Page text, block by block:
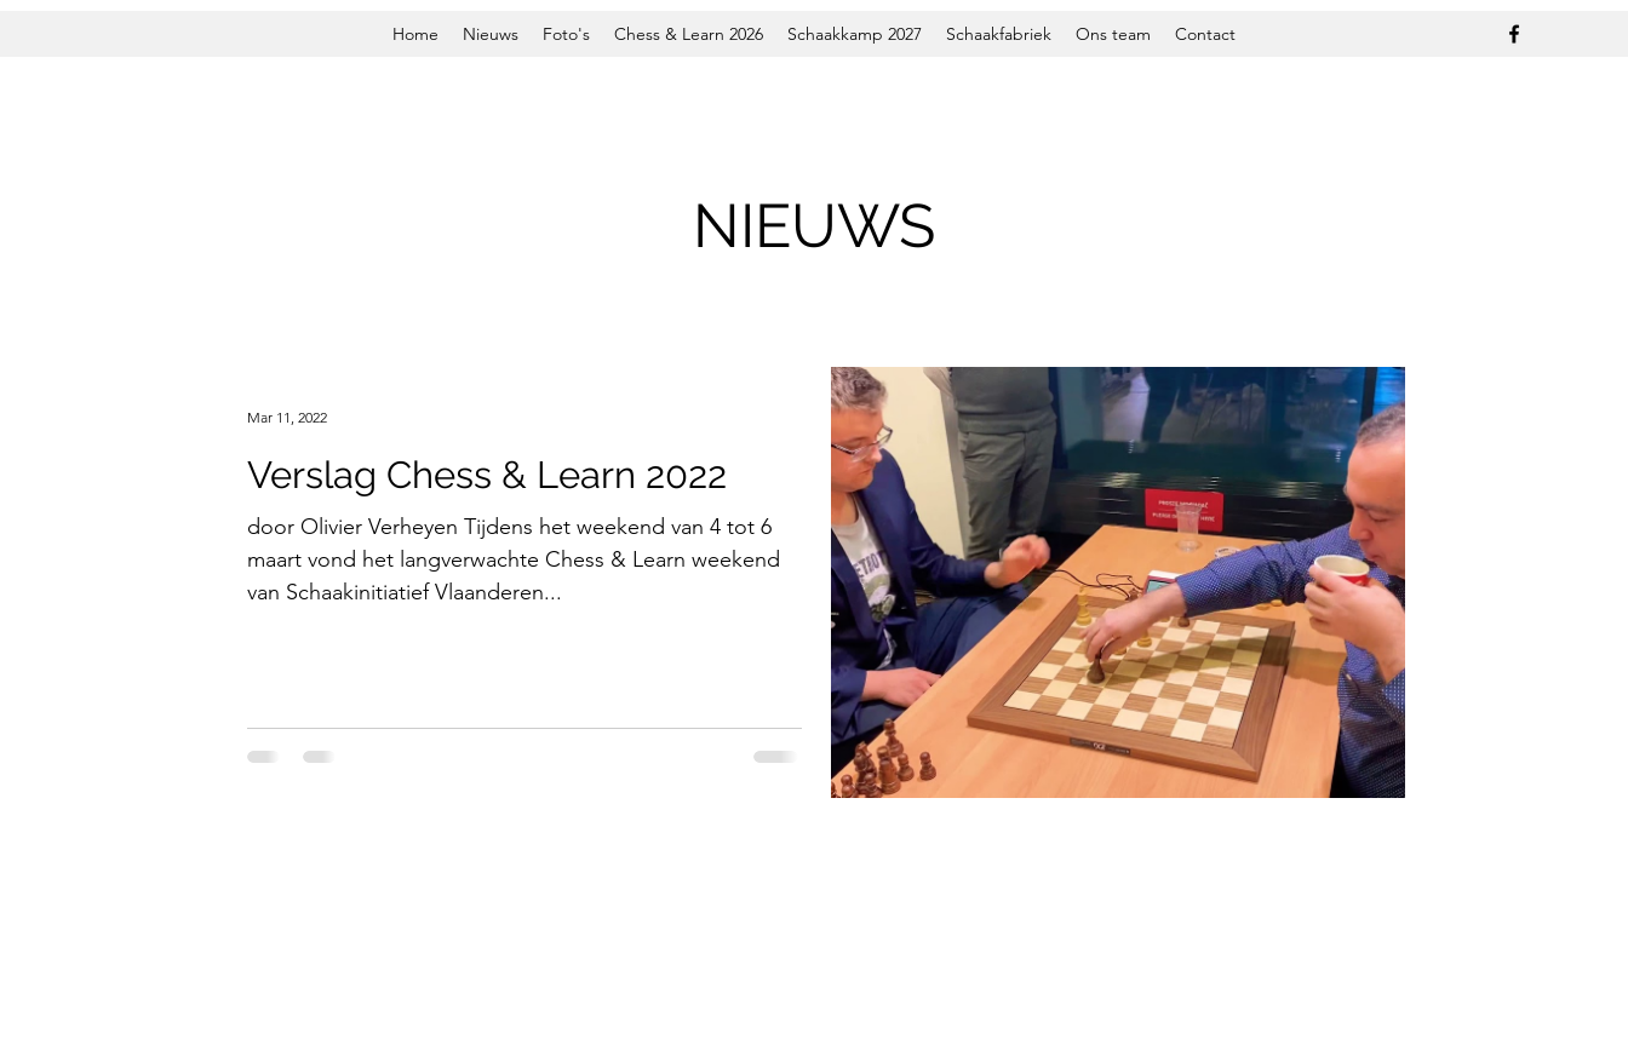
Home Nieuws Foto's Chess & Learn 2026 Schaakkamp 2027 Schaakfabriek Ons team Contact
NIEUWS
Verslag Chess & Learn 2022
door Olivier Verheyen Tijdens het weekend van 4 tot 6
maart vond het langverwachte Chess & Learn weekend
van Schaakinitiatief Vlaanderen...
Mar 11, 2022